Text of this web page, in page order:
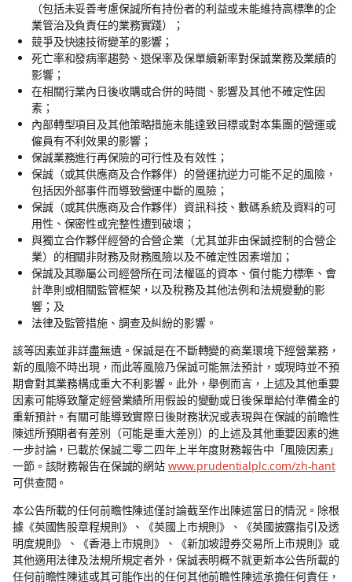
（包括未妥善考慮保誠所有持份者的利益或未能維持高標準的企
業管治及負責任的業務實踐）；
競爭及快速技術變革的影響；
死亡率和發病率趨勢、退保率及保單續新率對保誠業務及業績的
影響；
在相關行業內日後收購或合併的時間、影響及其他不確定性因
素；
內部轉型項目及其他策略措施未能達致目標或對本集團的營運或
僱員有不利效果的影響；
保誠業務進行再保險的可行性及有效性；
保誠（或其供應商及合作夥伴）的營運抗逆力可能不足的風險，
包括因外部事件而導致營運中斷的風險；
保誠（或其供應商及合作夥伴）資訊科技、數碼系統及資料的可
用性、保密性或完整性遭到破壞；
與獨立合作夥伴經營的合營企業（尤其並非由保誠控制的合營企
業）的相關非財務及財務風險以及不確定性因素增加；
保誠及其聯屬公司經營所在司法權區的資本、償付能力標準、會
計準則或相關監管框架，以及稅務及其他法例和法規變動的影
響；及
法律及監管措施、調查及糾紛的影響。
該等因素並非詳盡無遺。保誠是在不斷轉變的商業環境下經營業務，
新的風險不時出現，而此等風險乃保誠可能無法預計，或現時並不預
期會對其業務構成重大不利影響。此外，舉例而言，上述及其他重要
因素可能導致釐定經營業績所用假設的變動或日後保單給付準備金的
重新預計。有關可能導致實際日後財務狀況或表現與在保誠的前瞻性
陳述所預期者有差別（可能是重大差別）的上述及其他重要因素的進
一步討論，已載於保誠二零二四年上半年度財務報告中「風險因素」
一節。該財務報告在保誠的網站 www.prudentialplc.com/zh-hant
可供查閱。
本公告所載的任何前瞻性陳述僅討論截至作出陳述當日的情況。除根
據《英國售股章程規則》、《英國上市規則》、《英國披露指引及透
明度規則》、《香港上市規則》、《新加坡證券交易所上市規則》或
其他適用法律及法規所規定者外，保誠表明概不就更新本公告所載的
任何前瞻性陳述或其可能作出的任何其他前瞻性陳述承擔任何責任，